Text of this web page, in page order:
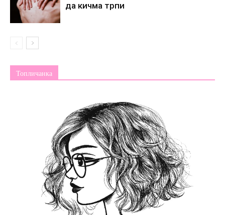
да кичма трпи
Топличанка